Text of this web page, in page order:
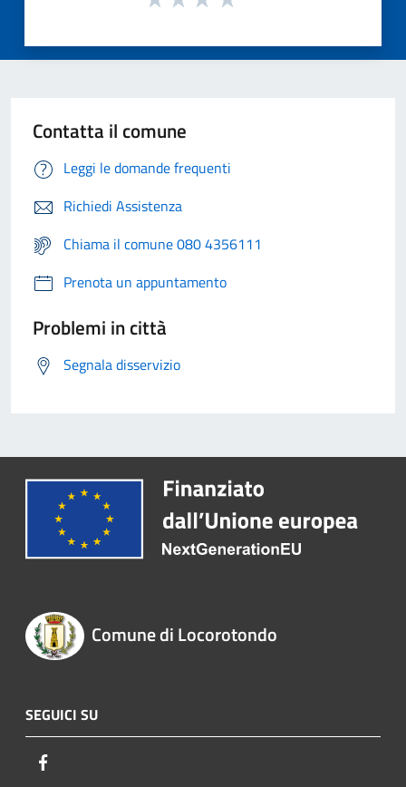
Contatta il comune
Leggi le domande frequenti
Richiedi Assistenza
Chiama il comune 080 4356111
Prenota un appuntamento
Problemi in città
Segnala disservizio
Comune di Locorotondo
SEGUICI SU